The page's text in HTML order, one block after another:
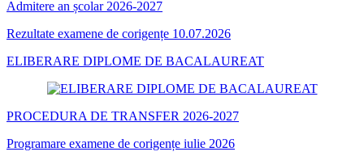
Admitere an școlar 2026-2027
Rezultate examene de corigențe 10.07.2026
ELIBERARE DIPLOME DE BACALAUREAT
PROCEDURA DE TRANSFER 2026-2027
Programare examene de corigențe iulie 2026